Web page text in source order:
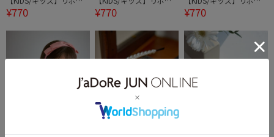
カチューシャ
¥770
カチューシャ
¥770
カチューシャ
¥770